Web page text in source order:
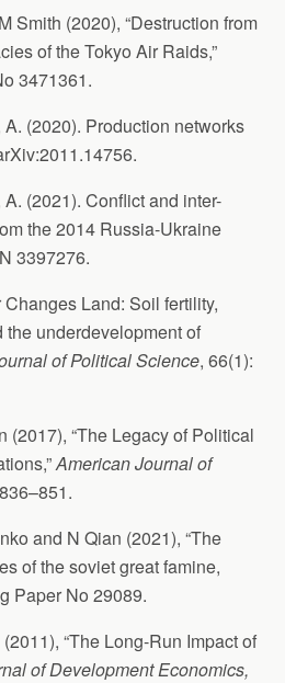
Smith (2020), “Destruction from
of the Tokyo Air Raids,”
3471361.
(2020). Production networks
(2021). Conflict and inter-
the 2014 Russia-Ukraine
3397276.
Changes Land: Soil fertility,
underdevelopment of
of Political Science, 66(1):
(2017), “The Legacy of Political
American Journal of
and N Qian (2021), “The
of the soviet great famine,
Paper No 29089.
“The Long-Run Impact of
ofDevelopment Economics,